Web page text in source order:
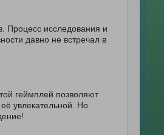
Процесс исследования и
давно не встречал в
геймплей позволяют
увлекательной. Но